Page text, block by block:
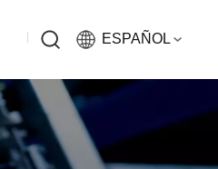
ESPAÑOL
English
Русский